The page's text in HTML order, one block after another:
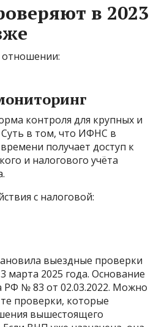
в 2023
контроля для крупных и
в том, что ИФНС в
получает доступ к
и налогового учёта
с налоговой:
выездные проверки
марта 2025 года. Основание
РФ № 83 от 02.03.2022. Можно
проверки, которые
вышестоящего